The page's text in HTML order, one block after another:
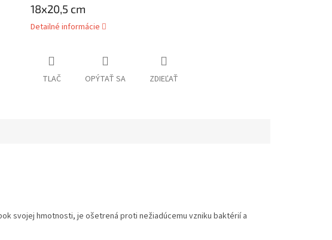
18x20,5 cm
Detailné informácie
TLAČ OPÝTAŤ SA ZDIEĽAŤ
svojej hmotnosti, je ošetrená proti nežiadúcemu vzniku baktérií a